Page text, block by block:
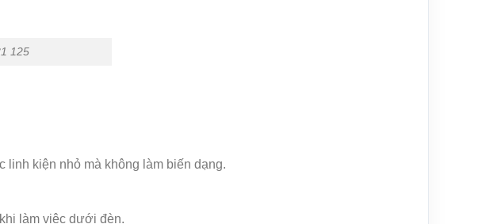
125
linh kiện nhỏ mà không làm biến dạng.
làm việc dưới đèn.